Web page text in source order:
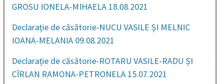
GROSU IONELA-MIHAELA 18.08.2021
Declarație de căsătorie-NUCU VASILE ȘI MELNIC
IOANA-MELANIA 09.08.2021
Declarație de căsătorie-ROTARU VASILE-RADU ȘI
CÎRLAN RAMONA-PETRONELA 15.07.2021